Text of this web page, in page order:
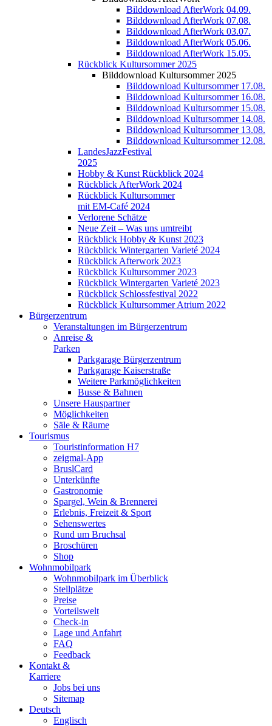
Bilddownload AfterWork 04.09.
Bilddownload AfterWork 07.08.
Bilddownload AfterWork 03.07.
Bilddownload AfterWork 05.06.
Bilddownload AfterWork 15.05.
Rückblick Kultursommer 2025
Bilddownload Kultursommer 2025
Bilddownload Kultursommer 17.08.
Bilddownload Kultursommer 16.08.
Bilddownload Kultursommer 15.08.
Bilddownload Kultursommer 14.08.
Bilddownload Kultursommer 13.08.
Bilddownload Kultursommer 12.08.
LandesJazzFestival
2025
Hobby & Kunst Rückblick 2024
Rückblick AfterWork 2024
Rückblick Kultursommer
mit EM-Café 2024
Verlorene Schätze
Neue Zeit – Was uns umtreibt
Rückblick Hobby & Kunst 2023
Rückblick Wintergarten Varieté 2024
Rückblick Afterwork 2023
Rückblick Kultursommer 2023
Rückblick Wintergarten Varieté 2023
Rückblick Schlossfestival 2022
Rückblick Kultursommer Atrium 2022
Bürgerzentrum
Veranstaltungen im Bürgerzentrum
Anreise &
Parken
Parkgarage Bürgerzentrum
Parkgarage Kaiserstraße
Weitere Parkmöglichkeiten
Busse & Bahnen
Unsere Hauspartner
Möglichkeiten
Säle & Räume
Tourismus
Touristinformation H7
zeigmal-App
BruslCard
Unterkünfte
Gastronomie
Spargel, Wein & Brennerei
Erlebnis, Freizeit & Sport
Sehenswertes
Rund um Bruchsal
Broschüren
Shop
Wohnmobilpark
Wohnmobilpark im Überblick
Stellplätze
Preise
Vorteilswelt
Check-in
Lage und Anfahrt
FAQ
Feedback
Kontakt &
Karriere
Jobs bei uns
Sitemap
Deutsch
Englisch